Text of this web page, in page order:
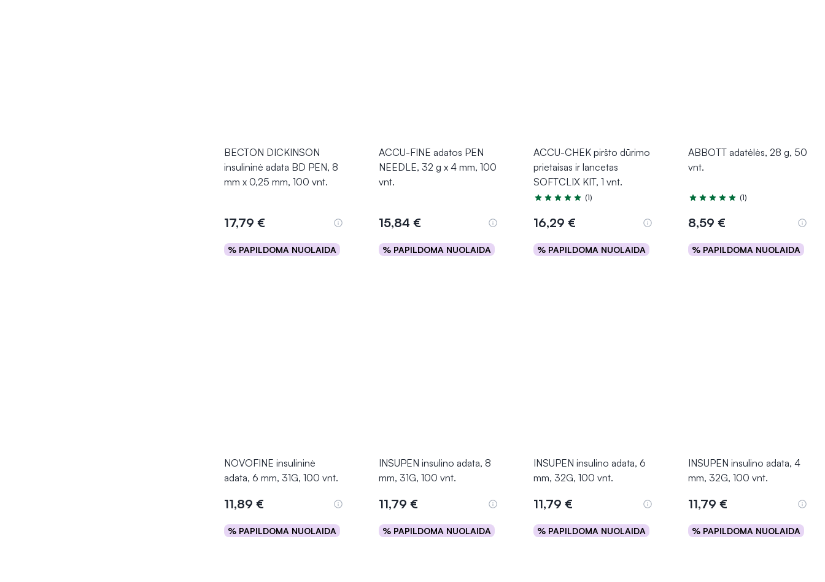
BECTON DICKINSON
insulininė adata BD PEN, 8
mm x 0,25 mm, 100 vnt.
17,79 €
% PAPILDOMA NUOLAIDA
Į krepšelį
ACCU-FINE adatos PEN
NEEDLE, 32 g x 4 mm, 100
vnt.
15,84 €
% PAPILDOMA NUOLAIDA
Į krepšelį
ACCU-CHEK piršto dūrimo
prietaisas ir lancetas
SOFTCLIX KIT, 1 vnt.
Įvertinimas 5.0 iš 5
(1)
16,29 €
% PAPILDOMA NUOLAIDA
Į krepšelį
ABBOTT adatėlės, 28 g, 50
vnt.
Įvertinimas 5.0 iš 5
(1)
8,59 €
% PAPILDOMA NUOLAIDA
Į krepšelį
NOVOFINE insulininė
adata, 6 mm, 31G, 100 vnt.
11,89 €
% PAPILDOMA NUOLAIDA
Į krepšelį
INSUPEN insulino adata, 8
mm, 31G, 100 vnt.
11,79 €
% PAPILDOMA NUOLAIDA
Į krepšelį
INSUPEN insulino adata, 6
mm, 32G, 100 vnt.
11,79 €
% PAPILDOMA NUOLAIDA
Į krepšelį
INSUPEN insulino adata, 4
mm, 32G, 100 vnt.
11,79 €
% PAPILDOMA NUOLAIDA
Į krepšelį